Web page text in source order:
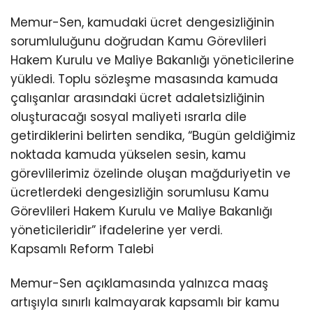
Memur-Sen, kamudaki ücret dengesizliğinin
sorumluluğunu doğrudan Kamu Görevlileri
Hakem Kurulu ve Maliye Bakanlığı yöneticilerine
yükledi. Toplu sözleşme masasında kamuda
çalışanlar arasındaki ücret adaletsizliğinin
oluşturacağı sosyal maliyeti ısrarla dile
getirdiklerini belirten sendika, “Bugün geldiğimiz
noktada kamuda yükselen sesin, kamu
görevlilerimiz özelinde oluşan mağduriyetin ve
ücretlerdeki dengesizliğin sorumlusu Kamu
Görevlileri Hakem Kurulu ve Maliye Bakanlığı
yöneticileridir” ifadelerine yer verdi.
Kapsamlı Reform Talebi
Memur-Sen açıklamasında yalnızca maaş
artışıyla sınırlı kalmayarak kapsamlı bir kamu